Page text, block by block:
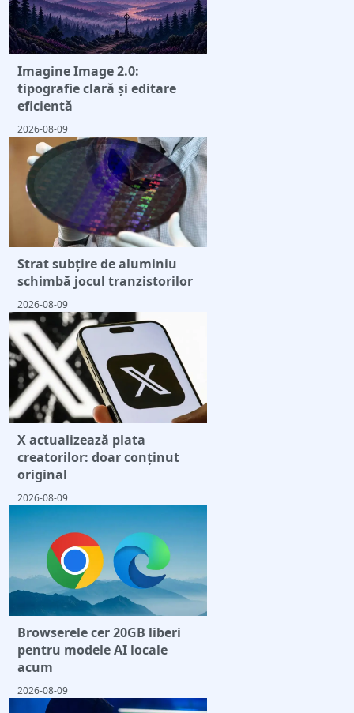
Imagine Image 2.0:
tipografie clară și editare
eficientă
2026-08-09
Strat subțire de aluminiu
schimbă jocul tranzistorilor
2026-08-09
X actualizează plata
creatorilor: doar conținut
original
2026-08-09
Browserele cer 20GB liberi
pentru modele AI locale
acum
2026-08-09